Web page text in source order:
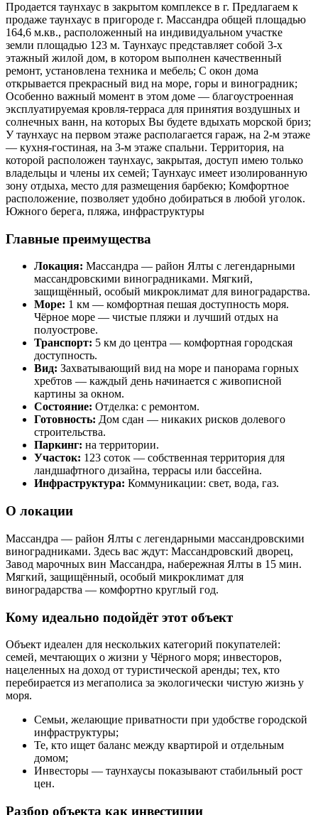
Продается таунхаус в закрытом комплексе в г. Предлагаем к
продаже таунхаус в пригороде г. Массандра общей площадью
164,6 м.кв., расположенный на индивидуальном участке
земли площадью 123 м. Таунхаус представляет собой 3-х
этажный жилой дом, в котором выполнен качественный
ремонт, установлена техника и мебель; С окон дома
открывается прекрасный вид на море, горы и виноградник;
Особенно важный момент в этом доме — благоустроенная
эксплуатируемая кровля-терраса для принятия воздушных и
солнечных ванн, на которых Вы будете вдыхать морской бриз;
У таунхаус на первом этаже располагается гараж, на 2-м этаже
— кухня-гостиная, на 3-м этаже спальни. Территория, на
которой расположен таунхаус, закрытая, доступ имею только
владельцы и члены их семей; Таунхаус имеет изолированную
зону отдыха, место для размещения барбекю; Комфортное
расположение, позволяет удобно добираться в любой уголок.
Южного берега, пляжа, инфраструктуры
Главные преимущества
Локация: Массандра — район Ялты с легендарными
массандровскими виноградниками. Мягкий,
защищённый, особый микроклимат для виноградарства.
Море: 1 км — комфортная пешая доступность моря.
Чёрное море — чистые пляжи и лучший отдых на
полуострове.
Транспорт: 5 км до центра — комфортная городская
доступность.
Вид: Захватывающий вид на море и панорама горных
хребтов — каждый день начинается с живописной
картины за окном.
Состояние: Отделка: с ремонтом.
Готовность: Дом сдан — никаких рисков долевого
строительства.
Паркинг: на территории.
Участок: 123 соток — собственная территория для
ландшафтного дизайна, террасы или бассейна.
Инфраструктура: Коммуникации: свет, вода, газ.
О локации
Массандра — район Ялты с легендарными массандровскими
виноградниками. Здесь вас ждут: Массандровский дворец,
Завод марочных вин Массандра, набережная Ялты в 15 мин.
Мягкий, защищённый, особый микроклимат для
виноградарства — комфортно круглый год.
Кому идеально подойдёт этот объект
Объект идеален для нескольких категорий покупателей:
семей, мечтающих о жизни у Чёрного моря; инвесторов,
нацеленных на доход от туристической аренды; тех, кто
перебирается из мегаполиса за экологически чистую жизнь у
моря.
Семьи, желающие приватности при удобстве городской
инфраструктуры;
Те, кто ищет баланс между квартирой и отдельным
домом;
Инвесторы — таунхаусы показывают стабильный рост
цен.
Разбор объекта как инвестиции